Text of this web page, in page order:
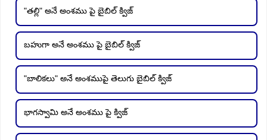
"తల్లి" అనే అంశము పై బైబిల్ క్విజ్
బహుగా అనే అంశము పై బైబిల్ క్విజ్
"బాలికలు" అనే అంశముపై తెలుగు బైబిల్ క్విజ్
భాగస్వామి అనే అంశము పై క్విజ్